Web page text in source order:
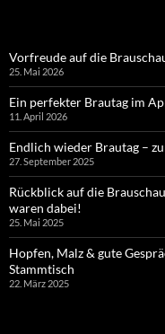
Vorfreude auf die
25. Mai 2026
Ein perfekter Brautag im
11. April 2026
Endlich wieder Brautag –
27. September 2025
Rückblick auf die
waren dabei!
25. Mai 2025
Hopfen, Malz & gute
Stammtisch
22. März 2025